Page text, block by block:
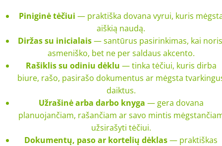
Piniginė tėčiui — praktiška dovana vyrui, kuris
aiškią naudą.
Diržas su inicialais— santūrus pasirinkimas, kai
asmeniško, bet ne per saldaus akcento.
Rašiklis su odiniu dėklu — tinka tėčiui, kuris dirba
biure, rašo, pasirašo dokumentus ar mėgsta
daiktus.
Užrašinė arba darbo knyga — gera dovana
planuojančiam, rašančiam ar savo mintis
užsirašyti tėčiui.
Dokumentų, paso ar kortelių dėklas— praktiškas